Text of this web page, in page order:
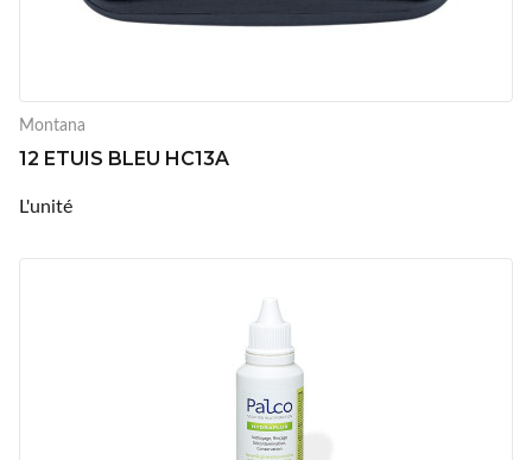
Montana
12 ETUIS BLEU HC13A
L'unité